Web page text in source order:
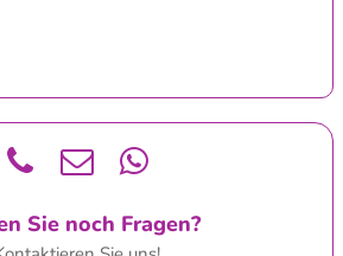
Sie noch Fragen?